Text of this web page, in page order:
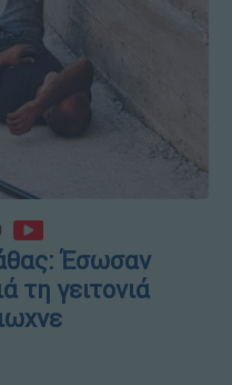
Έσωσαν
τη γειτονιά